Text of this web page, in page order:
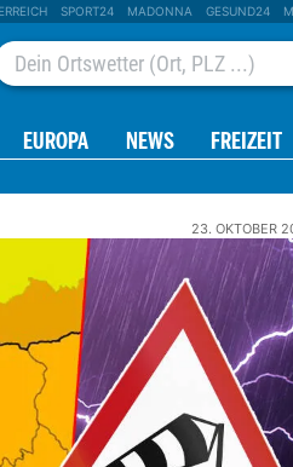
SPORT24 MADONNA GESUND24
EUROPA NEWS FREIZEIT
23. OKTOBER